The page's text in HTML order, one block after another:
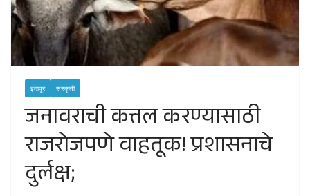
इंदापूर संस्कृती
जनावराची कत्तल करण्यासाठी
राजरोजपणे वाहतूक! प्रशासनाचे
दुर्लक्ष;